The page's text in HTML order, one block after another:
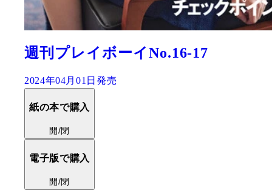
週刊プレイボーイNo.16-17
2024年04月01日発売
紙の本で購入
開/閉
電子版で購入
開/閉